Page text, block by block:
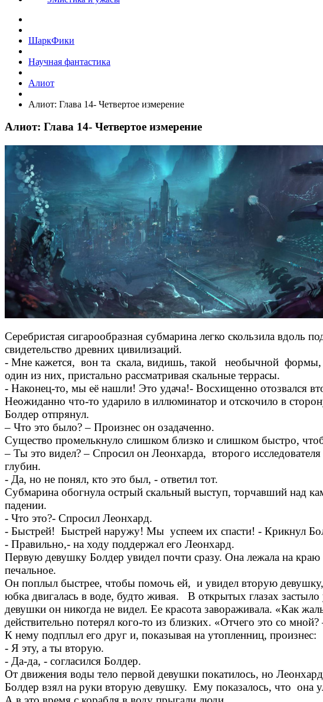
ШаркФики
Научная фантастика
Алиот
Алиот: Глава 14- Четвертое измерение
Алиот: Глава 14- Четвертое измерение
Серебристая сигарообразная субмарина легко скользила
свидетельство древних цивилизаций.
- Мне кажется, вон та скала, видишь, такой необычной формы,
один из них, пристально рассматривая скальные террасы.
- Наконец-то, мы её нашли! Это удача!- Восхищенно отозвался
Неожиданно что-то ударило в иллюминатор и отскочило в
Болдер отпрянул.
– Что это было? – Произнес он озадаченно.
Существо промелькнуло слишком близко и слишком быстро,
– Ты это видел? – Спросил он Леонхарда, второго исследователя
глубин.
- Да, но не понял, кто это был, - ответил тот.
Субмарина обогнула острый скальный выступ, торчавший над
падении.
- Что это?- Спросил Леонхард.
- Быстрей! Быстрей наружу! Мы успеем их спасти! - Крикнул
- Правильно,- на ходу поддержал его Леонхард.
Первую девушку Болдер увидел почти сразу. Она лежала на
печальное.
Он поплыл быстрее, чтобы помочь ей, и увидел вторую
юбка двигалась в воде, будто живая. В открытых глазах
девушки он никогда не видел. Ее красота завораживала. «Как
действительно потерял кого-то из близких. «Отчего это со
К нему подплыл его друг и, показывая на утопленниц, произнес:
- Я эту, а ты вторую.
- Да-да, - согласился Болдер.
От движения воды тело первой девушки покатилось, но
Болдер взял на руки вторую девушку. Ему показалось, что она